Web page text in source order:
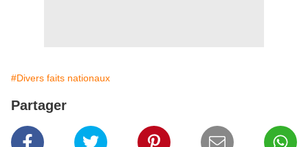
#Divers faits nationaux
Partager